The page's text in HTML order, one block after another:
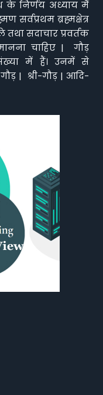
के निर्णय अध्याय मैं
सर्वप्रथम ब्रह्मक्षेत्र
सदाचार प्रवर्तक
चाहिए | गौड़
में हैं। उनमें से
| श्री-गौड़ | आदि-